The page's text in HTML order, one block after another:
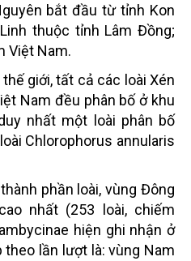
bắt đầu từ tỉnh Kon
thuộc tỉnh Lâm Đồng;
Việt Nam.
giới, tất cả các loài Xén
Nam đều phân bố ở khu
nhất một loài phân bố
Chlorophorus annularis
phần loài, vùng Đông
nhất (253 loài, chiếm
hiện ghi nhận ở
lần lượt là: vùng Nam